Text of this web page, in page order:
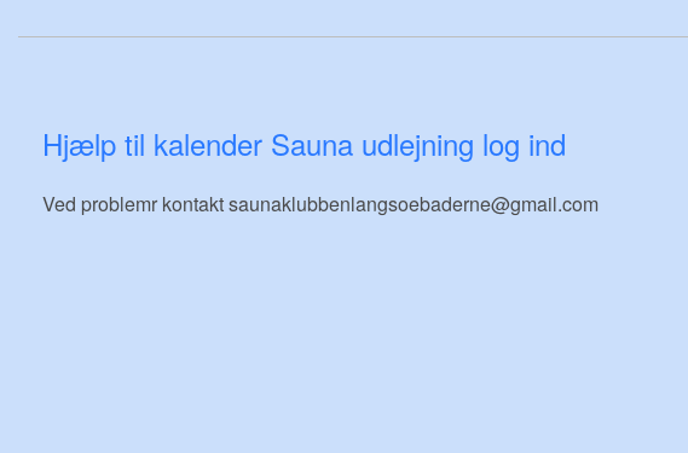
Hjælp til kalender Sauna udlejning log ind
Ved problemr kontakt saunaklubbenlangsoebaderne@gmail.com